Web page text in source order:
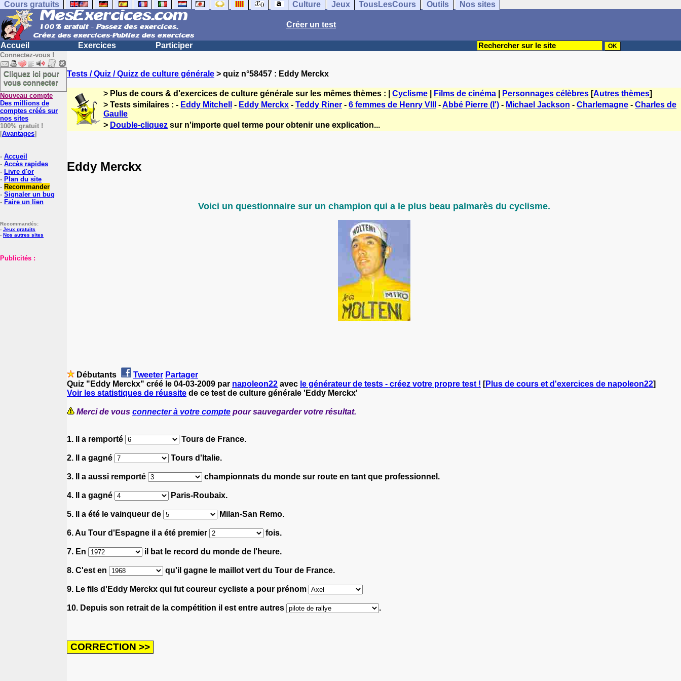
Cours gratuits Culture Jeux TousLesCours Outils Nos sites
Créer un test
Accueil Exercices Participer
Connectez-vous !
Cliquez ici pour
vous connecter
Nouveau compte
Des millions de
comptes créés sur
nos sites
100% gratuit !
[Avantages]
- Accueil
- Accès rapides
- Livre d'or
- Plan du site
- Recommander
- Signaler un bug
- Faire un lien
Recommandés:
- Jeux gratuits
- Nos autres sites
Publicités :
Tests / Quiz / Quizz de culture générale > quiz n°58457 : Eddy Merckx
> Plus de cours & d'exercices de culture générale sur les mêmes thèmes : | Cyclisme Films de cinéma Personnages célèbres [Autres thèmes]
> Tests similaires : - Eddy Mitchell - Eddy Merckx - Teddy Riner - 6 femmes de Henry VIII -Abbé Pierre (l') - Michael Jackson - Charlemagne - Charles de
Gaulle
> Double-cliquez sur n'importe quel terme pour obtenir une explication...
Eddy Merckx
Voici un questionnaire sur un champion qui a le plus beau palmarès du cyclisme.
Débutants Tweeter Partager
Quiz "Eddy Merckx" créé le 04-03-2009 par napoleon22 avec le générateur de tests - créez votre propre test ! [Plus de cours et d'exercices de napoleon22]
Voir les statistiques de réussite de ce test de culture générale 'Eddy Merckx'
Merci de vous connecter à votre compte pour sauvegarder votre résultat.
1. Il a remporté Tours de France.
2. Il a gagné Tours d'Italie.
3. Il a aussi remporté championnats du monde sur route en tant que professionnel.
4. Il a gagné Paris-Roubaix.
5. Il a été le vainqueur de Milan-San Remo.
6. Au Tour d'Espagne il a été premier fois.
7. En il bat le record du monde de l'heure.
8. C'est en qu'il gagne le maillot vert du Tour de France.
9. Le fils d'Eddy Merckx qui fut coureur cycliste a pour prénom
10. Depuis son retrait de la compétition il est entre autres .